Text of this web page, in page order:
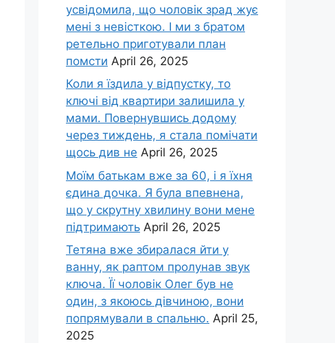
усвідомила, що чоловік зpад жує
мені з невісткою. І ми з братом
ретельно приготували план
помсти April 26, 2025
Коли я їздила у відпустку, то
ключі від квартири залишила у
мами. Повернувшись додому
через тиждень, я стала помічати
щось див не April 26, 2025
Моїм батькам вже за 60, і я їхня
єдина дочка. Я була впевнена,
що у скрутну хвилину вони мене
підтримають April 26, 2025
Тетяна вже збиралася йти у
ванну, як раптом пролунав звук
ключа. Її чоловік Олег був не
один, з якоюсь дівчиною, вони
попрямували в спальню. April 25,
2025